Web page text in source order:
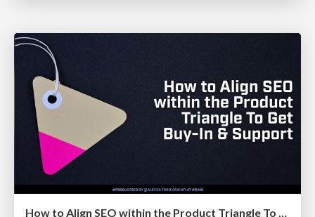
How to Align SEO within the Product Triangle To Get Buy-In & Support - #RIMC